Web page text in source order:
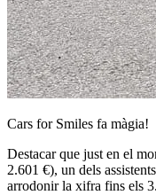
Cars for Smiles fa màgia!
Destacar que just en el
2.601 €), un dels
arrodonir la xifra fins els